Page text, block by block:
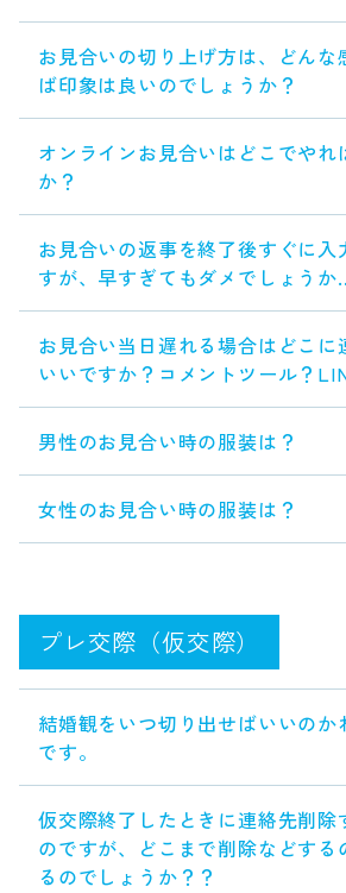
お見合いの切り上げ方は、どんな
ば印象は良いのでしょうか？
オンラインお見合いはどこでやれ
か？
お見合いの返事を終了後すぐに入
すが、早すぎてもダメでしょうか
お見合い当日遅れる場合はどこに
いいですか？コメントツール？
男性のお見合い時の服装は？
女性のお見合い時の服装は？
プレ交際（仮交際）
結婚観をいつ切り出せばいいのか
です。
仮交際終了したときに連絡先削除
のですが、どこまで削除などする
るのでしょうか？？